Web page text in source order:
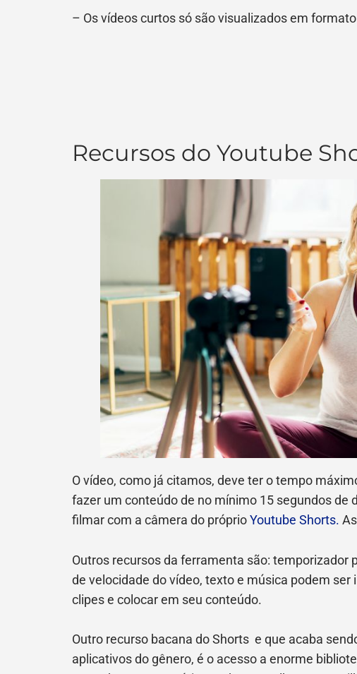
– Os vídeos curtos só são visualizados em
Recursos do Youtube
O vídeo, como já citamos, deve ter o tempo
fazer um conteúdo de no mínimo 15 segundos de
filmar com a câmera do próprioYoutube Shorts.
Outros recursos da ferramenta são: temporizador
de velocidade do vídeo, texto e música podem
clipes e colocar em seu conteúdo.
Outro recurso bacana do Shorts e que acaba
aplicativos do gênero, é o acesso a enorme